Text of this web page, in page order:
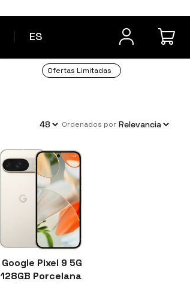
ES
¿Dudas? Contacta
Ofertas Limitadas
ordenados por
Google Pixel 9 5G
128GB Porcelana